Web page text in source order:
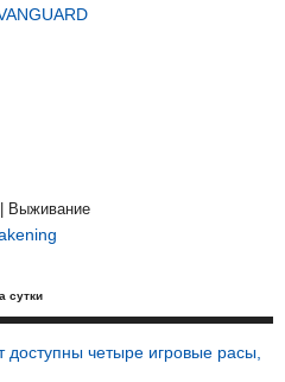
Выживание
сутки
доступны четыре игровые расы,